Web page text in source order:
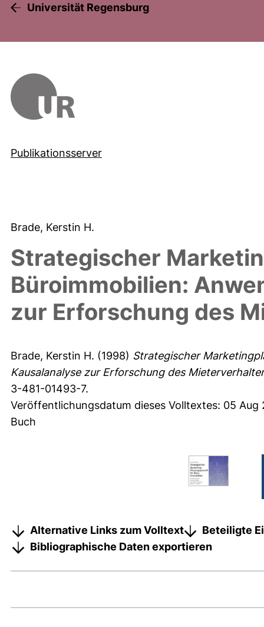
Universität Regensburg
Publikationsserver
Brade, Kerstin H.
Strategischer
Büroimmobilien:
zur Erforschung des
Brade, Kerstin H. (1998) Strategischer
Kausalanalyse zur Erforschung des
3-481-01493-7.
Veröffentlichungsdatum dieses Volltextes: 05 Aug
Buch
Alternative Links zum Volltext
Beteiligte
Bibliographische Daten exportieren